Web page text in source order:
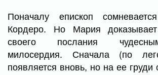
Поначалу епископ
Кордеро. Но Мария
своего послания
милосердия. Сначала (по
появляется вновь, но на ее груди